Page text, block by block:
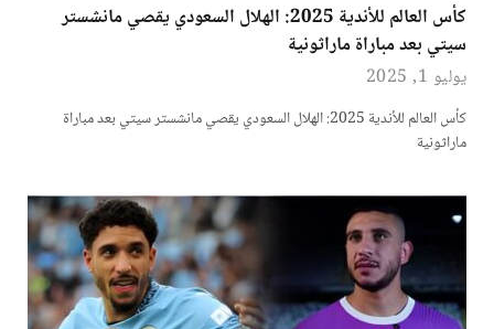
كأس العالم للأندية 2025: الهلال السعودي يقصي مانشستر
سيتي بعد مباراة ماراثونية
يوليو 1, 2025
كأس العالم للأندية 2025: الهلال السعودي يقصي مانشستر سيتي بعد مباراة
ماراثونية